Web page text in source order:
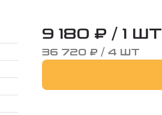
9 180 ₽ / 1 ШТ
36 720 ₽ / 4 ШТ